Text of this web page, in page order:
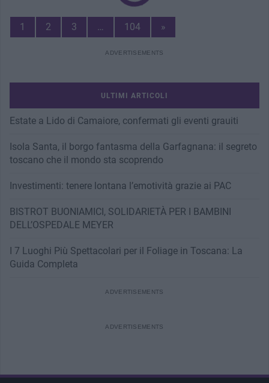
1 2 3 … 104
Next
»
ULTIMI ARTICOLI
Estate a Lido di Camaiore, confermati gli eventi grauiti
Isola Santa, il borgo fantasma della Garfagnana: il segreto
toscano che il mondo sta scoprendo
Investimenti: tenere lontana l’emotività grazie ai PAC
BISTROT BUONIAMICI, SOLIDARIETÀ PER I BAMBINI
DELL’OSPEDALE MEYER
I 7 Luoghi Più Spettacolari per il Foliage in Toscana: La
Guida Completa